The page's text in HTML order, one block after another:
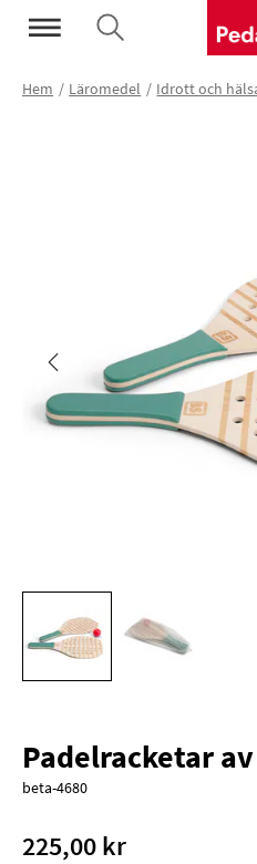
Hem Läromedel Idrott och
Padelracketar
beta-4680
225,00 kr